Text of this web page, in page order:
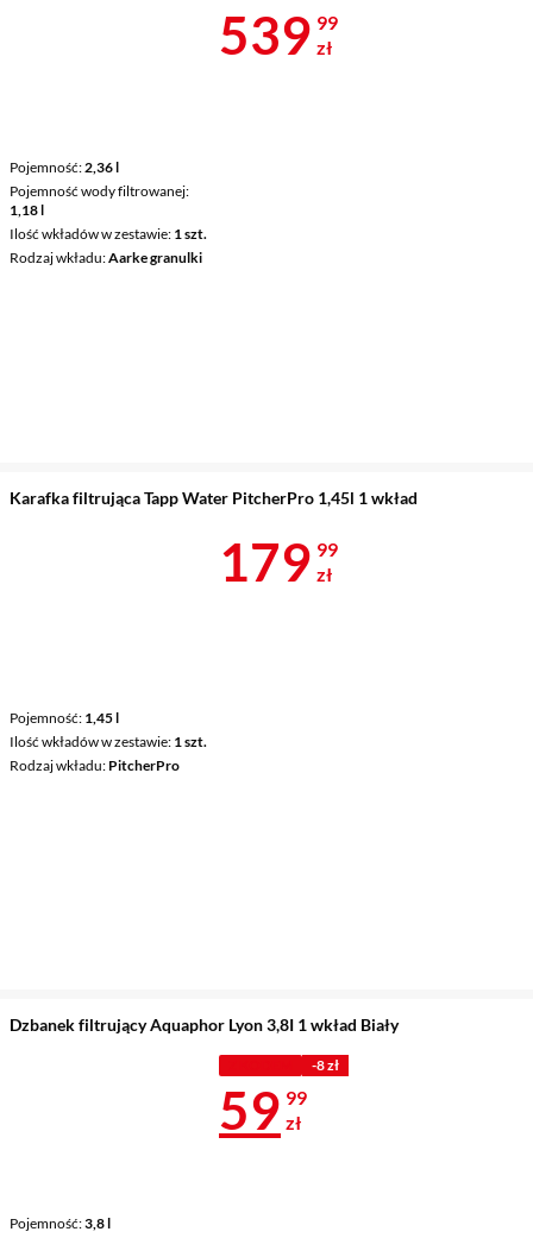
Pojemność 2,36 l
Pojemność wody filtrowanej
1,18 l
Ilość wkładów w zestawie 1 szt.
Rodzaj wkładu Aarke granulki
Cena 539,99
539 99
zł
Karafka filtrująca Tapp Water PitcherPro 1,45l 1 wkład
Pojemność 1,45 l
Ilość wkładów w zestawie 1 szt.
Rodzaj wkładu PitcherPro
Cena 179,99
179 99
zł
Dzbanek filtrujący Aquaphor Lyon 3,8I 1 wkład Biały
Pojemność 3,8 l
-8 zł
Cena 59,99
59 99
zł